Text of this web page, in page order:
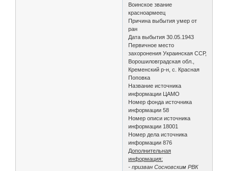
Воинское звание
красноармеец
Причина выбытия умер от
ран
Дата выбытия 30.05.1943
Первичное место
захоронения Украинская ССР,
Ворошиловградская обл.,
Кременский р-н, с. Красная
Поповка
Название источника
информации ЦАМО
Номер фонда источника
информации 58
Номер описи источника
информации 18001
Номер дела источника
информации 876
Дополнительная
информация:
- призван Сосновским РВК